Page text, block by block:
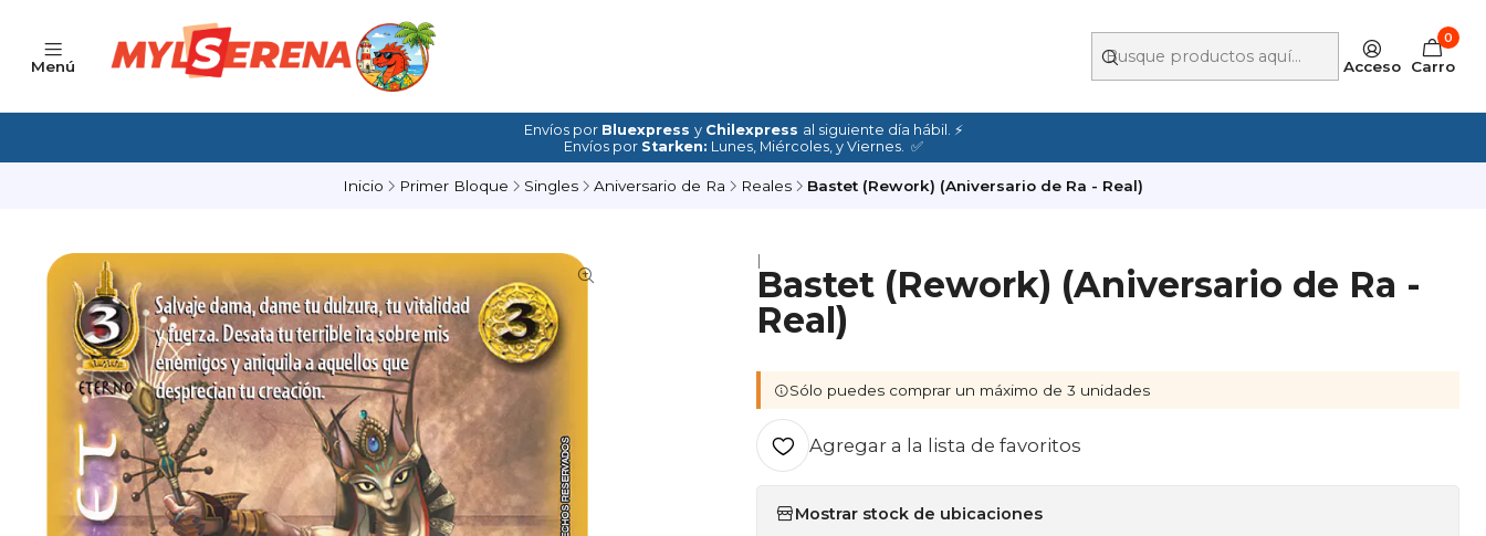
Menú Acceso
0
Carro
Envíos por Bluexpress y Chilexpress al siguiente día hábil. ⚡
Envíos por Starken: Lunes, Miércoles, y Viernes. ✅
Inicio Primer Bloque Singles Aniversario de Ra Reales Bastet (Rework) (Aniversario de Ra - Real)
|
Bastet (Rework) (Aniversario de Ra -
Real)
Sólo puedes comprar un máximo de 3 unidades
Agregar a la lista de favoritos
Mostrar stock de ubicaciones